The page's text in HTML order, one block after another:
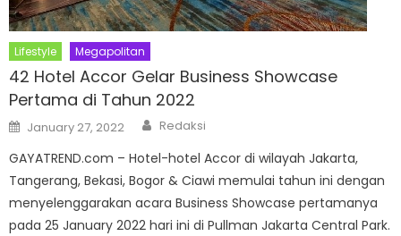
Lifestyle Megapolitan
42 Hotel Accor Gelar Business Showcase
Pertama di Tahun 2022
Posted
on
January 27, 2022 Author
Redaksi
GAYATREND.com – Hotel-hotel Accor di wilayah Jakarta,
Tangerang, Bekasi, Bogor & Ciawi memulai tahun ini dengan
menyelenggarakan acara Business Showcase pertamanya
pada 25 January 2022 hari ini di Pullman Jakarta Central Park.